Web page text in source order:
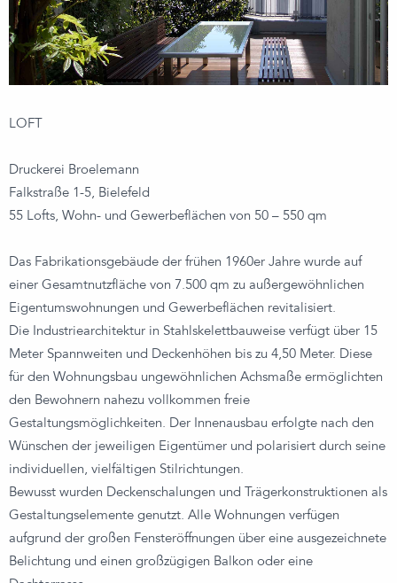
LOFT
Druckerei Broelemann
Falkstraße 1-5, Bielefeld
55 Lofts, Wohn- und Gewerbeflächen von 50 – 550 qm
Das Fabrikationsgebäude der frühen 1960er Jahre wurde auf
einer Gesamtnutzfläche von 7.500 qm zu außergewöhnlichen
Eigentumswohnungen und Gewerbeflächen revitalisiert.
Die Industriearchitektur in Stahlskelettbauweise verfügt über 15
Meter Spannweiten und Deckenhöhen bis zu 4,50 Meter. Diese
für den Wohnungsbau ungewöhnlichen Achsmaße ermöglichten
den Bewohnern nahezu vollkommen freie
Gestaltungsmöglichkeiten. Der Innenausbau erfolgte nach den
Wünschen der jeweiligen Eigentümer und polarisiert durch seine
individuellen, vielfältigen Stilrichtungen.
Bewusst wurden Deckenschalungen und Trägerkonstruktionen als
Gestaltungselemente genutzt. Alle Wohnungen verfügen
aufgrund der großen Fensteröffnungen über eine ausgezeichnete
Belichtung und einen großzügigen Balkon oder eine